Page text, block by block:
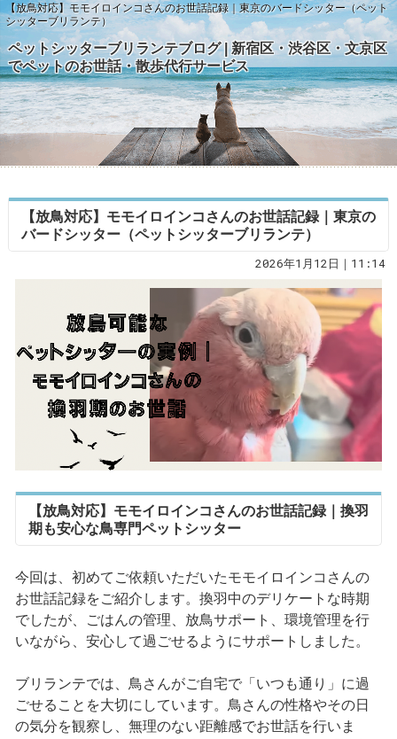
【放鳥対応】モモイロインコさんのお世話記録｜東京のバードシッター（ペット
シッターブリランテ）
ペットシッターブリランテブログ | 新宿区・渋谷区・文京区
でペットのお世話・散歩代行サービス
【放鳥対応】モモイロインコさんのお世話記録｜東京の
バードシッター（ペットシッターブリランテ）
2026年1月12日｜11:14
【放鳥対応】モモイロインコさんのお世話記録｜換羽
期も安心な鳥専門ペットシッター
今回は、初めてご依頼いただいたモモイロインコさんの
お世話記録をご紹介します。換羽中のデリケートな時期
でしたが、ごはんの管理、放鳥サポート、環境管理を行
いながら、安心して過ごせるようにサポートしました。
ブリランテでは、鳥さんがご自宅で「いつも通り」に過
ごせることを大切にしています。鳥さんの性格やその日
の気分を観察し、無理のない距離感でお世話を行いま